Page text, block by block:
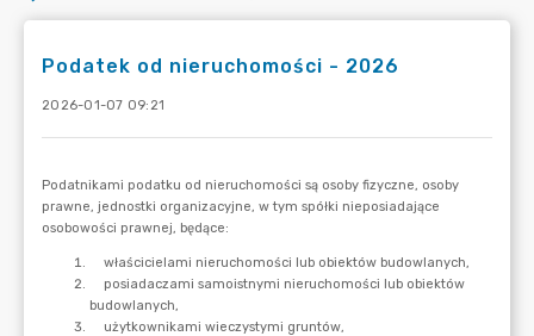
Podatek od nieruchomości - 2026
2026-01-07 09:21